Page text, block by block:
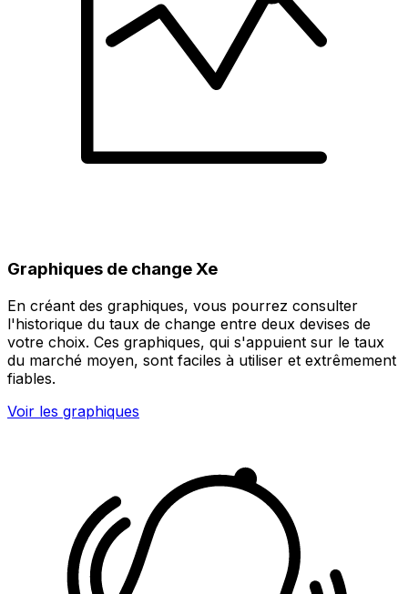
Graphiques de change Xe
En créant des graphiques, vous pourrez consulter
l'historique du taux de change entre deux devises de
votre choix. Ces graphiques, qui s'appuient sur le taux
du marché moyen, sont faciles à utiliser et extrêmement
fiables.
Voir les graphiques